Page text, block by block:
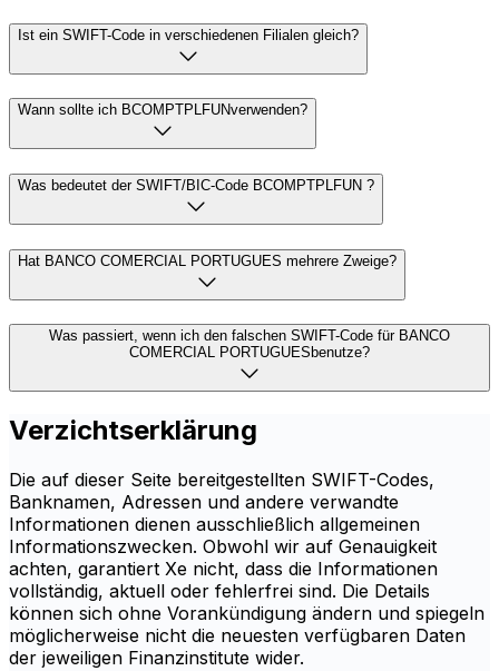
Ist ein SWIFT-Code in verschiedenen Filialen gleich?
Wann sollte ich BCOMPTPLFUNverwenden?
Was bedeutet der SWIFT/BIC-Code BCOMPTPLFUN ?
Hat BANCO COMERCIAL PORTUGUES mehrere Zweige?
Was passiert, wenn ich den falschen SWIFT-Code für BANCO
COMERCIAL PORTUGUESbenutze?
Verzichtserklärung
Die auf dieser Seite bereitgestellten SWIFT-Codes,
Banknamen, Adressen und andere verwandte
Informationen dienen ausschließlich allgemeinen
Informationszwecken. Obwohl wir auf Genauigkeit
achten, garantiert Xe nicht, dass die Informationen
vollständig, aktuell oder fehlerfrei sind. Die Details
können sich ohne Vorankündigung ändern und spiegeln
möglicherweise nicht die neuesten verfügbaren Daten
der jeweiligen Finanzinstitute wider.